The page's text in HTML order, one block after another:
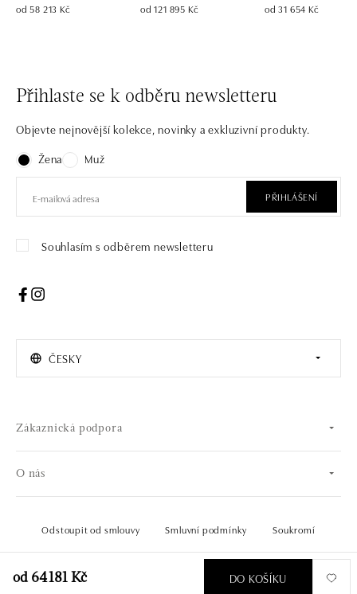
od 64 181 Kč DO KOŠÍKU
od 58 213 Kč od 121 895 Kč od 31 654 Kč
Přihlaste se k odběru newsletteru
Objevte nejnovější kolekce, novinky a exkluzivní produkty.
Žena
Muž
PŘIHLÁŠENÍ
Souhlasím s odběrem newsletteru
ČESKY
Zákaznická podpora
O nás
© 2026 OLA online s.r.o.. Všechna práva vyhrazena.
Odstoupit od smlouvy Smluvní podmínky Soukromí